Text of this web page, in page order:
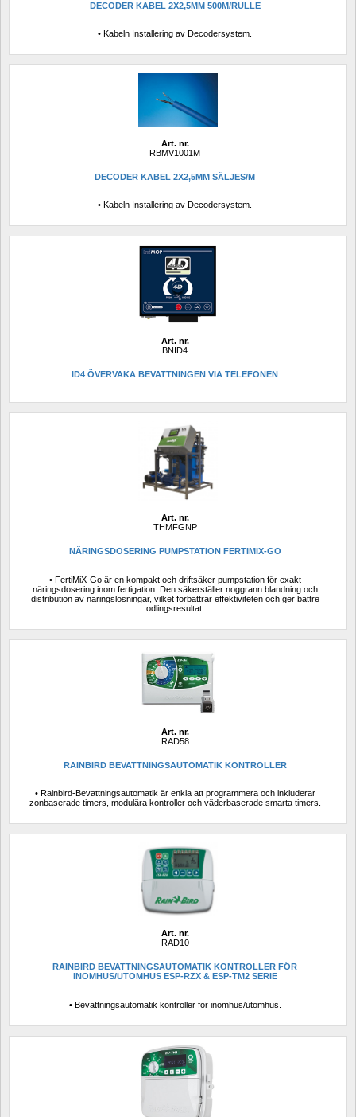
DECODER KABEL 2X2,5MM 500M/RULLE
• Kabeln Installering av Decodersystem.
Art. nr.
RBMV1001M
DECODER KABEL 2X2,5MM SÄLJES/M
• Kabeln Installering av Decodersystem.
Art. nr.
BNID4
ID4 ÖVERVAKA BEVATTNINGEN VIA TELEFONEN
Art. nr.
THMFGNP
NÄRINGSDOSERING PUMPSTATION FERTIMIX-GO
• FertiMiX-Go är en kompakt och driftsäker pumpstation för exakt
näringsdosering inom fertigation. Den säkerställer noggrann blandning och
distribution av näringslösningar, vilket förbättrar effektiviteten och ger bättre
odlingsresultat.
Art. nr.
RAD58
RAINBIRD BEVATTNINGSAUTOMATIK KONTROLLER
• Rainbird-Bevattningsautomatik är enkla att programmera och inkluderar
zonbaserade timers, modulära kontroller och väderbaserade smarta timers.
Art. nr.
RAD10
RAINBIRD BEVATTNINGSAUTOMATIK KONTROLLER FÖR
INOMHUS/UTOMHUS ESP-RZX & ESP-TM2 SERIE
• Bevattningsautomatik kontroller för inomhus/utomhus.